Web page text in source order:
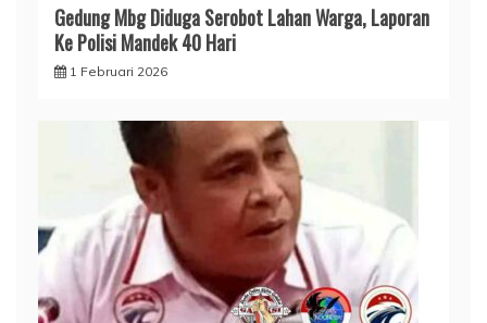
Gedung Mbg Diduga Serobot Lahan Warga, Laporan
Ke Polisi Mandek 40 Hari
1 Februari 2026